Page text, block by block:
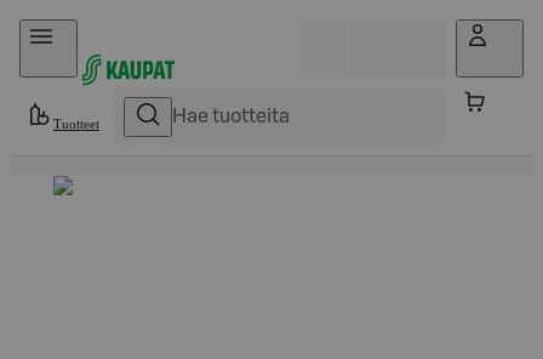
Hyppää sisältöön
Tuotteet